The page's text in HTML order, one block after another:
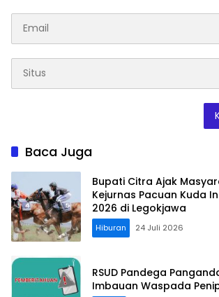
Baca Juga
Bupati Citra Ajak
Kejurnas Pacuan Kuda
2026 di Legokjawa
Hiburan 24 Juli 2026
RSUD Pandega
Imbauan Waspada